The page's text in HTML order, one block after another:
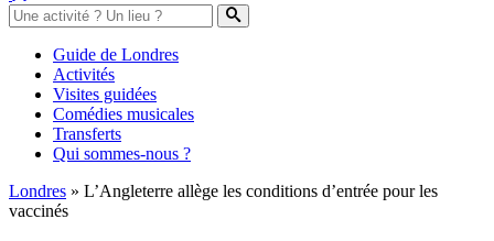
Guide de Londres
Activités
Visites guidées
Comédies musicales
Transferts
Qui sommes-nous ?
Londres » L’Angleterre allège les conditions d’entrée pour les
vaccinés